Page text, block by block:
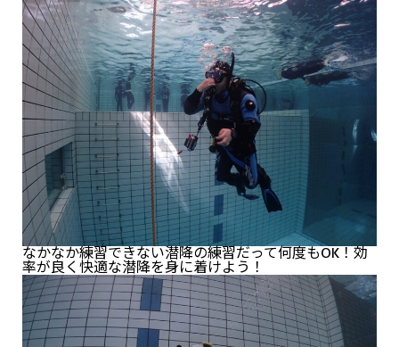
なかなか練習できない潜降の練習だって何度もOK！効
率が良く快適な潜降を身に着けよう！